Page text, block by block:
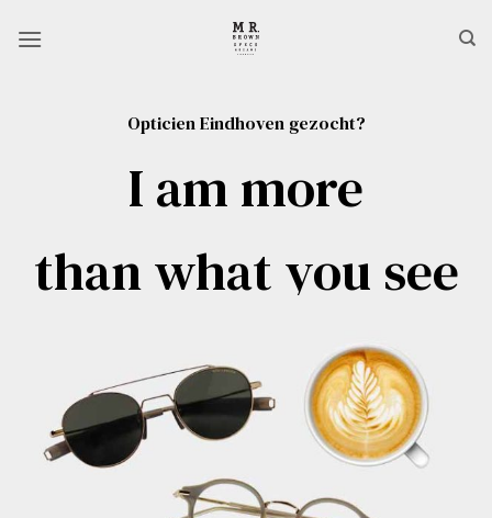
naar
Opticien Eindhoven gezocht?
I am more
than what you see